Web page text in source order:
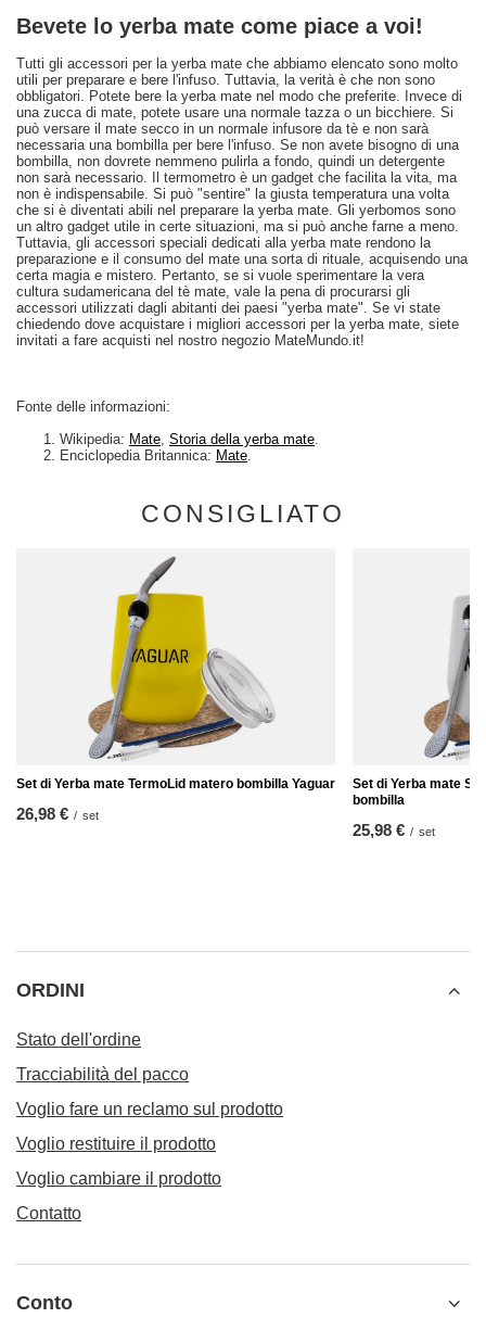
Bevete lo yerba mate come piace a voi!
Tutti gli accessori per la yerba mate che abbiamo elencato sono molto
utili per preparare e bere l'infuso. Tuttavia, la verità è che non sono
obbligatori. Potete bere la yerba mate nel modo che preferite. Invece di
una zucca di mate, potete usare una normale tazza o un bicchiere. Si
può versare il mate secco in un normale infusore da tè e non sarà
necessaria una bombilla per bere l'infuso. Se non avete bisogno di una
bombilla, non dovrete nemmeno pulirla a fondo, quindi un detergente
non sarà necessario. Il termometro è un gadget che facilita la vita, ma
non è indispensabile. Si può "sentire" la giusta temperatura una volta
che si è diventati abili nel preparare la yerba mate. Gli yerbomos sono
un altro gadget utile in certe situazioni, ma si può anche farne a meno.
Tuttavia, gli accessori speciali dedicati alla yerba mate rendono la
preparazione e il consumo del mate una sorta di rituale, acquisendo una
certa magia e mistero. Pertanto, se si vuole sperimentare la vera
cultura sudamericana del tè mate, vale la pena di procurarsi gli
accessori utilizzati dagli abitanti dei paesi "yerba mate". Se vi state
chiedendo dove acquistare i migliori accessori per la yerba mate, siete
invitati a fare acquisti nel nostro negozio MateMundo.it!
Fonte delle informazioni:
Wikipedia: Mate, Storia della yerba mate.
Enciclopedia Britannica: Mate.
CONSIGLIATO
Set di Yerba mate TermoLid matero bombilla Yaguar
26,98 € / set
Set di Yerba mate
bombilla
25,98 € / set
ORDINI
Stato dell'ordine
Tracciabilità del pacco
Voglio fare un reclamo sul prodotto
Voglio restituire il prodotto
Voglio cambiare il prodotto
Contatto
Conto